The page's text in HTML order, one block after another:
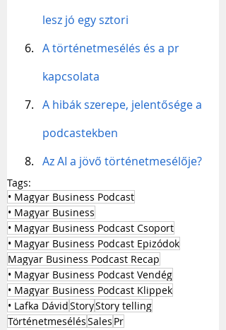
lesz jó egy sztori
A történetmesélés és a pr
kapcsolata
A hibák szerepe, jelentősége a
podcastekben
Az AI a jövő történetmesélője?
Tags:
• Magyar Business Podcast
• Magyar Business
• Magyar Business Podcast Csoport
• Magyar Business Podcast Epizódok
Magyar Business Podcast Recap
• Magyar Business Podcast Vendég
• Magyar Business Podcast Klippek
• Lafka DávidStoryStory telling
TörténetmesélésSales Pr